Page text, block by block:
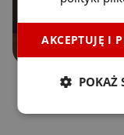
AKCEPTUJĘ I
POKAŻ